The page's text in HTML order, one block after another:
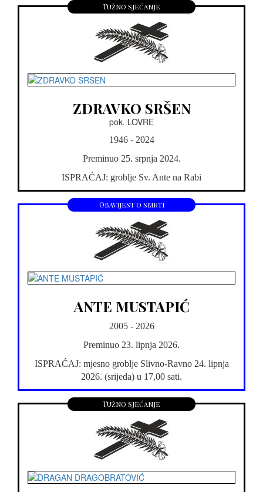
Tužno sjećanje
ZDRAVKO SRŠEN
pok. LOVRE
1946 - 2024
Preminuo 25. srpnja 2024.
ISPRAĆAJ: groblje Sv. Ante na Rabi
Obavijest o smrti
ANTE MUSTAPIĆ
2005 - 2026
Preminuo 23. lipnja 2026.
ISPRAĆAJ: mjesno groblje Slivno-Ravno 24. lipnja
2026. (srijeda) u 17,00 sati.
Tužno sjećanje